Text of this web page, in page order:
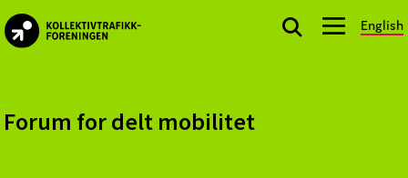
Skip
to
Skip
to
Skip
to
English
offentlige
Forum for delt mobilitet